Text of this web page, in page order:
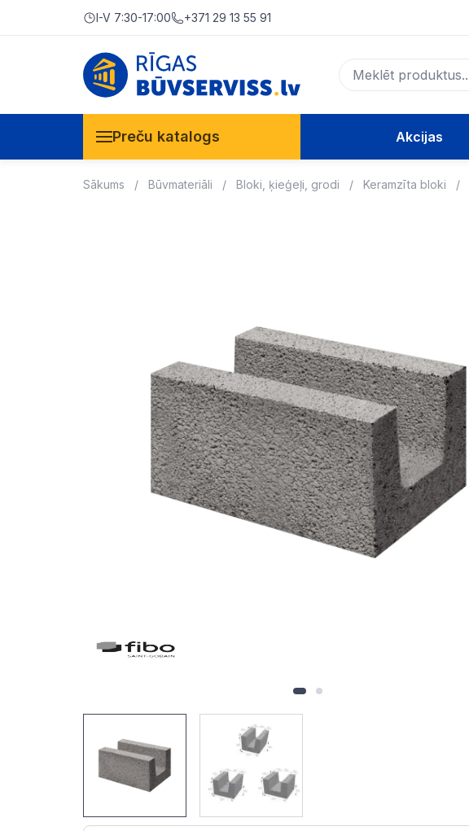
I-V 7:30-17:00 +371 29 13 55 91
Preču katalogs Akcijas
Sākums Būvmateriāli Bloki, ķieģeļi, grodi Keramzīta bloki